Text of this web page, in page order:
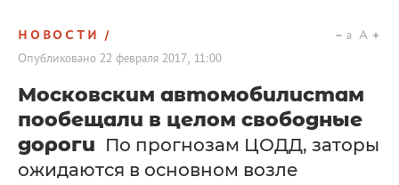
НОВОСТИ
Опубликовано 22 февраля 2017, 11:00
a A
Московским автомобилистам
пообещали в целом свободные
дороги По прогнозам ЦОДД, заторы
ожидаются в основном возле